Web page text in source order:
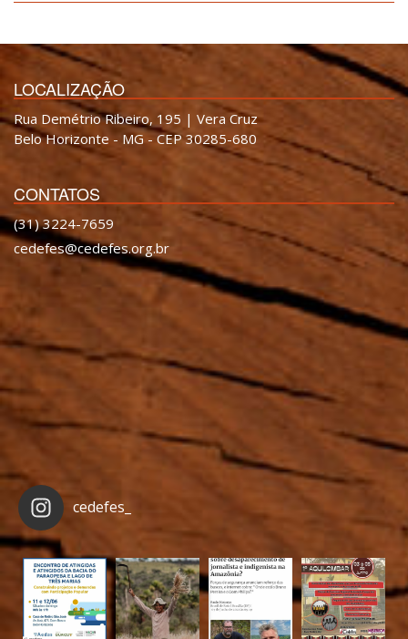
LOCALIZAÇÃO
Rua Demétrio Ribeiro, 195 | Vera Cruz
Belo Horizonte - MG - CEP 30285-680
CONTATOS
(31) 3224-7659
cedefes@cedefes.org.br
cedefes_